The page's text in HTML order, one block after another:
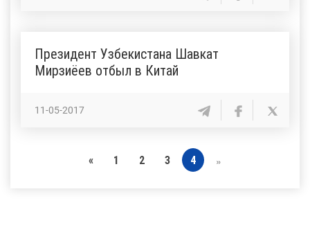
Президент Узбекистана Шавкат
Мирзиёев отбыл в Китай
11-05-2017
« 1 2 3 4 »